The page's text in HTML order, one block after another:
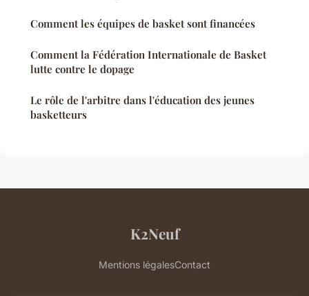
Comment les équipes de basket sont financées
Comment la Fédération Internationale de Basket
lutte contre le dopage
Le rôle de l'arbitre dans l'éducation des jeunes
basketteurs
K2Neuf
Mentions légalesContact